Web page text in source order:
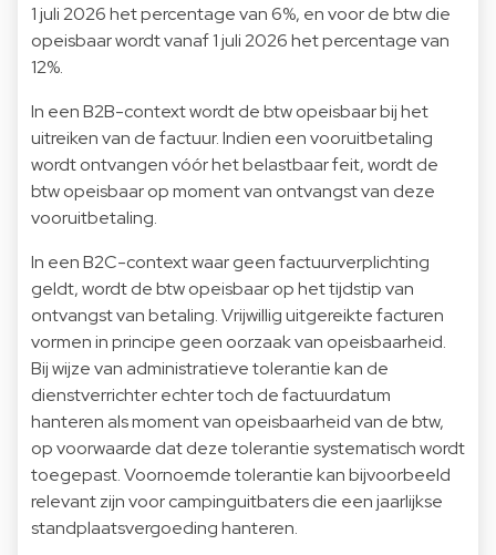
1 juli 2026 het percentage van 6%, en voor de btw die
opeisbaar wordt vanaf 1 juli 2026 het percentage van
12%.
In een B2B-context wordt de btw opeisbaar bij het
uitreiken van de factuur. Indien een vooruitbetaling
wordt ontvangen vóór het belastbaar feit, wordt de
btw opeisbaar op moment van ontvangst van deze
vooruitbetaling.
In een B2C-context waar geen factuurverplichting
geldt, wordt de btw opeisbaar op het tijdstip van
ontvangst van betaling. Vrijwillig uitgereikte facturen
vormen in principe geen oorzaak van opeisbaarheid.
Bij wijze van administratieve tolerantie kan de
dienstverrichter echter toch de factuurdatum
hanteren als moment van opeisbaarheid van de btw,
op voorwaarde dat deze tolerantie systematisch wordt
toegepast. Voornoemde tolerantie kan bijvoorbeeld
relevant zijn voor campinguitbaters die een jaarlijkse
standplaatsvergoeding hanteren.